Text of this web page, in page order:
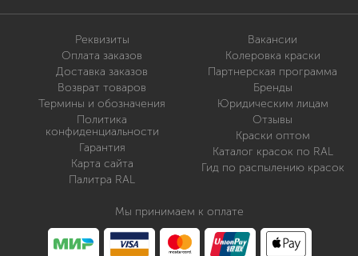
Реквизиты
Оплата заказов
Доставка заказов
Возврат товаров
Термины и обозначения
Политика
конфиденциальности
Гарантия
Карта сайта
Палитра RAL
Вакансии
Колеровка краски
Партнерская программа
Бренды
Юридическим лицам
Отзывы
Краски оптом
Каталог красок по RAL
Гид по распылению красок
Мы принимаем к оплате